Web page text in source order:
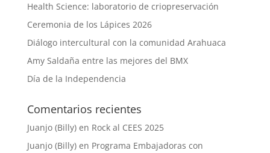
Health Science: laboratorio de criopreservación
Ceremonia de los Lápices 2026
Diálogo intercultural con la comunidad Arahuaca
Amy Saldaña entre las mejores del BMX
Día de la Independencia
Comentarios recientes
Juanjo (Billy)en Rock al CEES 2025
Juanjo (Billy)en Programa Embajadoras con